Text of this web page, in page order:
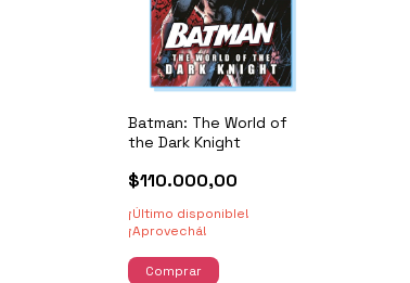
Batman: The World of
the Dark Knight
$110.000,00
¡Último disponible!
¡Aprovechá!